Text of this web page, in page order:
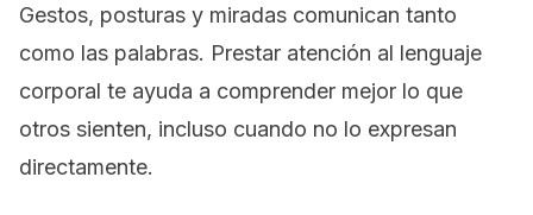
Gestos, posturas y miradas comunican tanto
como las palabras. Prestar atención al lenguaje
corporal te ayuda a comprender mejor lo que
otros sienten, incluso cuando no lo expresan
directamente.